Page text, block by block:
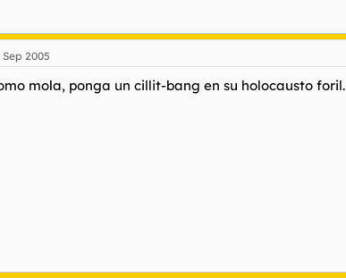
Sep 2005
mola, ponga un cillit-bang en su holocausto foril.